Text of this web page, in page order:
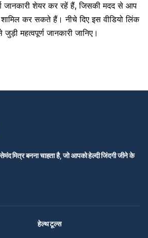
जानकारी शेयर कर रहें हैं, जिसकी मदद से आप
शामिल कर सकते हैं। नीचे दिए इस वीडियो लिंक
महत्वपूर्ण जानकारी जानिए।
मित्र बनना चाहता है, जो आपको हेल्दी जिंदगी जीने के
हेल्थ टूल्स